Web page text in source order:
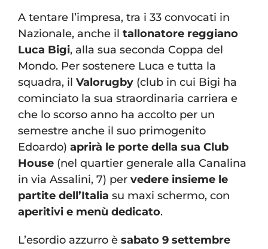
A tentare l’impresa, tra i 33 convocati in
Nazionale, anche il tallonatore reggiano
Luca Bigi, alla sua seconda Coppa del
Mondo. Per sostenere Luca e tutta la
squadra, il Valorugby (club in cui Bigi ha
cominciato la sua straordinaria carriera e
che lo scorso anno ha accolto per un
semestre anche il suo primogenito
Edoardo) aprirà le porte della sua Club
House (nel quartier generale alla Canalina
in via Assalini, 7) per vedere insieme le
partite dell’Italia su maxi schermo, con
aperitivi e menù dedicato.
L’esordio azzurro è sabato 9 settembre